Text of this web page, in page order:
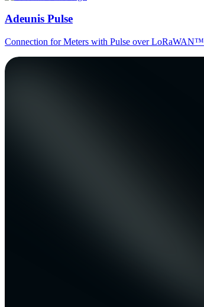
Adeunis Pulse
Connection for Meters with Pulse over LoRaWAN™